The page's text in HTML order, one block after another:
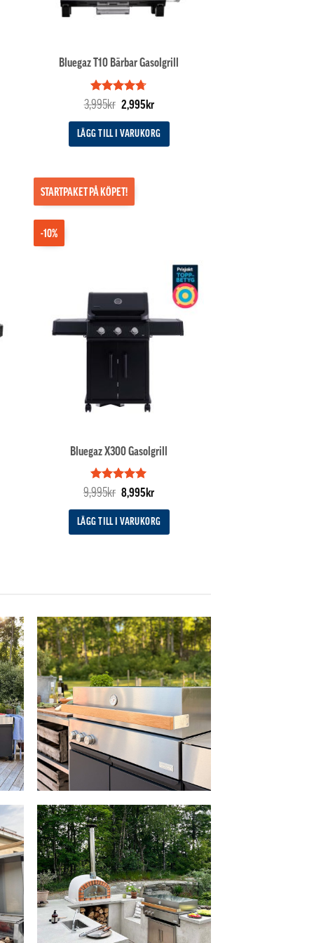
Bluegaz T10 Bärbar Gasolgrill
Betygsatt
av 5
3,995kr Det
priset
var:
2,995krDet
priset
är:
LÄGG TILL I VARUKORG
-10%
STARTPAKET PÅ KÖPET!
Bluegaz X300 Gasolgrill
Betygsatt5
9,995kr Det
priset
var:
8,995krDet
priset
är:
LÄGG TILL I VARUKORG